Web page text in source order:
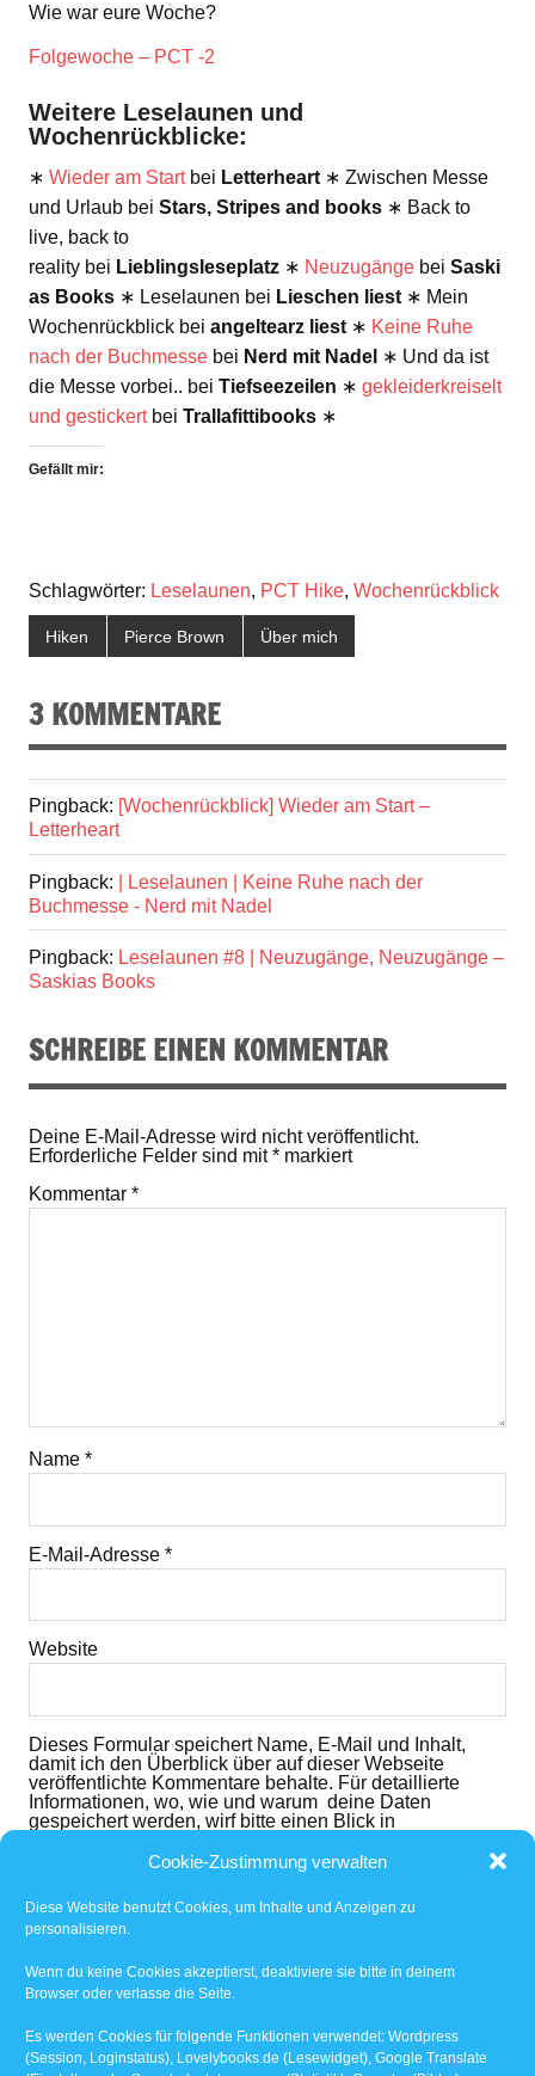
Cookie-Zustimmung verwalten
Diese Website benutzt Cookies, um Inhalte und Anzeigen zu
personalisieren.
Wenn du keine Cookies akzeptierst, deaktiviere sie bitte in deinem
Browser oder verlasse die Seite.
Es werden Cookies für folgende Funktionen verwendet: Wordpress
(Session, Loginstatus), Lovelybooks.de (Lesewidget), Google Translate
Wie war eure Woche?
Folgewoche – PCT -2
Weitere Leselaunen und
Wochenrückblicke:
∗ Wieder am Startbei Letterheart ∗ Zwischen Messe
und Urlaub bei Stars, Stripes and books ∗ Back to
live, back to
reality bei Lieblingsleseplatz ∗ Neuzugänge bei Saski
as Books ∗ Leselaunen bei Lieschen liest ∗ Mein
Wochenrückblick bei angeltearz liest ∗ Keine Ruhe
nach der Buchmesse bei Nerd mit Nadel ∗ Und da ist
die Messe vorbei.. bei Tiefseezeilen ∗ gekleiderkreiselt
und gestickertbei Trallafittibooks ∗
Gefällt mir:
Schlagwörter: Leselaunen, PCT Hike, Wochenrückblick
Hiken Pierce Brown Über mich
3 KOMMENTARE
Pingback: [Wochenrückblick] Wieder am Start –
Letterheart
Pingback:
| Leselaunen | Keine Ruhe nach der
Buchmesse - Nerd mit Nadel
Pingback: Leselaunen #8 | Neuzugänge, Neuzugänge –
Saskias Books
SCHREIBE EINEN KOMMENTAR
Deine E-Mail-Adresse wird nicht veröffentlicht.
Erforderliche Felder sind mit* markiert
Kommentar *
Name *
E-Mail-Adresse *
Website
Dieses Formular speichert Name, E-Mail und Inhalt,
damit ich den Überblick über auf dieser Webseite
veröffentlichte Kommentare behalte. Für detaillierte
Informationen, wo, wie und warum deine Daten
gespeichert werden, wirf bitte einen Blick in
Button nimmst du diese zur Kenntnis und akzeptierst
Ich habe die Datenschutzerklärung
gelesen und
akzeptiert.*
via E-Mail.